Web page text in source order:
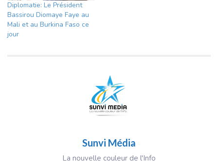
Diplomatie: Le Président
Bassirou Diomaye Faye au
Mali et au Burkina Faso ce
jour
Sunvi Média
La nouvelle couleur de l'Info